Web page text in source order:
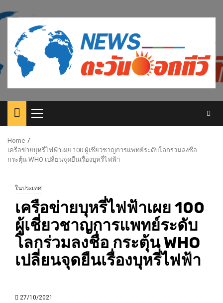
to
content
Primary
Menu
Home
เครือข่ายบุหรี่ไฟฟ้าเผย 100 ผู้เชี่ยวชาญการแพทย์ระดับโลกร่วมลงชื่อ
กระตุ้น WHO เปลี่ยนจุดยืนเรื่องบุหรี่ไฟฟ้า
ในประเทศ
เครือข่ายบุหรี่ไฟฟ้าเผย 100
ผู้เชี่ยวชาญการแพทย์ระดับ
โลกร่วมลงชื่อ กระตุ้น WHO
เปลี่ยนจุดยืนเรื่องบุหรี่ไฟฟ้า
27/10/2021